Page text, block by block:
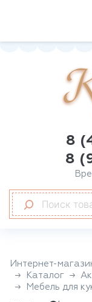
8
8
Интернет-
Каталог
Мебель для